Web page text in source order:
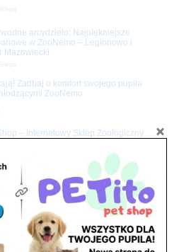
arcydzieło: Najpiękniejsze
w ZooNemo – Legionowo i
Mazowiecki
Zadbaj o komfort swojego pupila
ZooNemo
– Internetowy Sklep Zoologiczny